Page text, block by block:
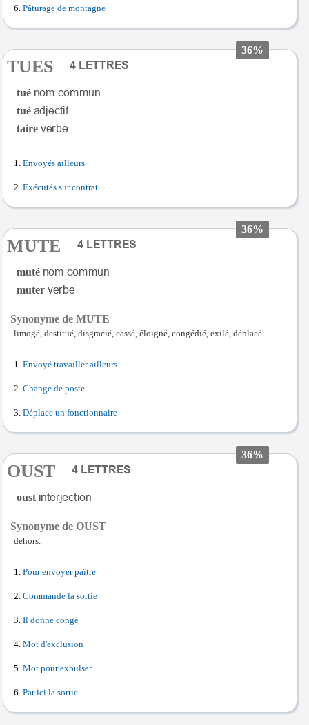
Pâturage de montagne
36%
TUES
tué
tué
taire
Envoyés ailleurs
Exécutés sur contrat
36%
MUTE
muté
muter
Synonyme de MUTE
limogé, destitué, disgracié, cassé, éloigné, congédié, exilé, déplacé.
Envoyé travailler ailleurs
Change de poste
Déplace un fonctionnaire
36%
OUST
oust
Synonyme de OUST
dehors.
Pour envoyer paître
Commande la sortie
Il donne congé
Mot d'exclusion
Mot pour expulser
Par ici la sortie